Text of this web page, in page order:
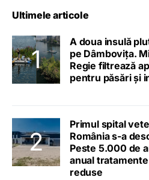
Ultimele articole
A doua insulă
pe Dâmbovița.
Regie filtrează
pentru păsări și
Primul spital
România s-a
Peste 5.000 de
anual
reduse